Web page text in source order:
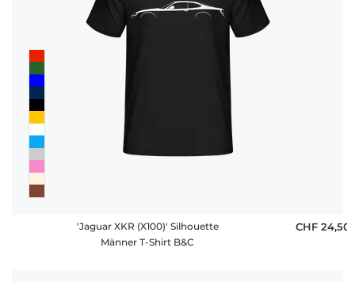
'Jaguar XKR (X100)' Silhouette
Männer T-Shirt B&C
CHF 24,50